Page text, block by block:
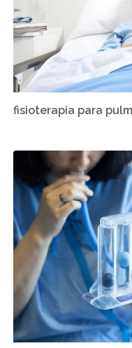
fisioterapia para